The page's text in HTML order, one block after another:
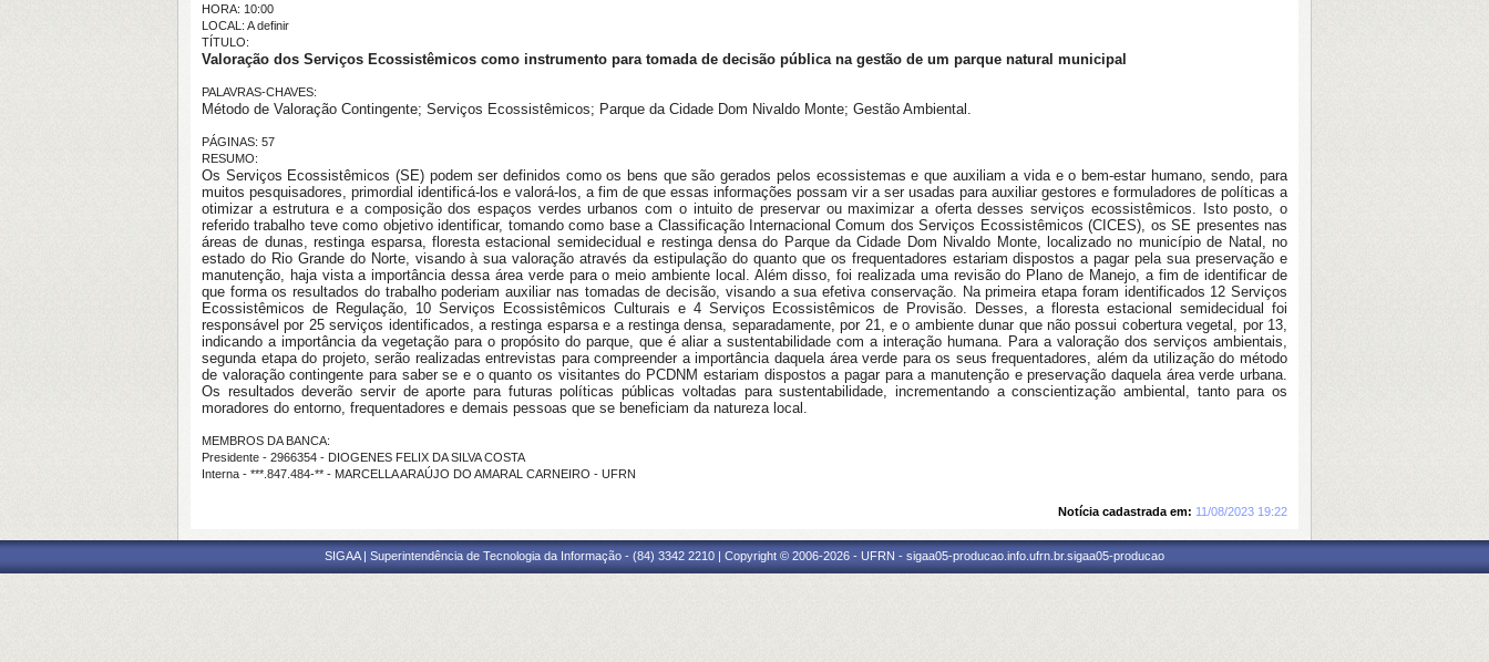
HORA: 10:00
LOCAL: A definir
TÍTULO:
Valoração dos Serviços Ecossistêmicos como instrumento para tomada de decisão pública na gestão de um parque natural municipal
PALAVRAS-CHAVES:
Método de Valoração Contingente; Serviços Ecossistêmicos; Parque da Cidade Dom Nivaldo Monte; Gestão Ambiental.
PÁGINAS: 57
RESUMO:
Os Serviços Ecossistêmicos (SE) podem ser definidos como os bens que são gerados pelos ecossistemas e que auxiliam a vida e o bem-estar humano, sendo, para
muitos pesquisadores, primordial identificá-los e valorá-los, a fim de que essas informações possam vir a ser usadas para auxiliar gestores e formuladores de políticas a
otimizar a estrutura e a composição dos espaços verdes urbanos com o intuito de preservar ou maximizar a oferta desses serviços ecossistêmicos. Isto posto, o
referido trabalho teve como objetivo identificar, tomando como base a Classificação Internacional Comum dos Serviços Ecossistêmicos (CICES), os SE presentes nas
áreas de dunas, restinga esparsa, floresta estacional semidecidual e restinga densa do Parque da Cidade Dom Nivaldo Monte, localizado no município de Natal, no
estado do Rio Grande do Norte, visando à sua valoração através da estipulação do quanto que os frequentadores estariam dispostos a pagar pela sua preservação e
manutenção, haja vista a importância dessa área verde para o meio ambiente local. Além disso, foi realizada uma revisão do Plano de Manejo, a fim de identificar de
que forma os resultados do trabalho poderiam auxiliar nas tomadas de decisão, visando a sua efetiva conservação. Na primeira etapa foram identificados 12 Serviços
Ecossistêmicos de Regulação, 10 Serviços Ecossistêmicos Culturais e 4 Serviços Ecossistêmicos de Provisão. Desses, a floresta estacional semidecidual foi
responsável por 25 serviços identificados, a restinga esparsa e a restinga densa, separadamente, por 21, e o ambiente dunar que não possui cobertura vegetal, por 13,
indicando a importância da vegetação para o propósito do parque, que é aliar a sustentabilidade com a interação humana. Para a valoração dos serviços ambientais,
segunda etapa do projeto, serão realizadas entrevistas para compreender a importância daquela área verde para os seus frequentadores, além da utilização do método
de valoração contingente para saber se e o quanto os visitantes do PCDNM estariam dispostos a pagar para a manutenção e preservação daquela área verde urbana.
Os resultados deverão servir de aporte para futuras políticas públicas voltadas para sustentabilidade, incrementando a conscientização ambiental, tanto para os
moradores do entorno, frequentadores e demais pessoas que se beneficiam da natureza local.
MEMBROS DA BANCA:
Presidente - 2966354 - DIOGENES FELIX DA SILVA COSTA
Interna - ***.847.484-** - MARCELLA ARAÚJO DO AMARAL CARNEIRO - UFRN
Notícia cadastrada em: 11/08/2023 19:22
SIGAA | Superintendência de Tecnologia da Informação - (84) 3342 2210 | Copyright © 2006-2026 - UFRN - sigaa05-producao.info.ufrn.br.sigaa05-producao